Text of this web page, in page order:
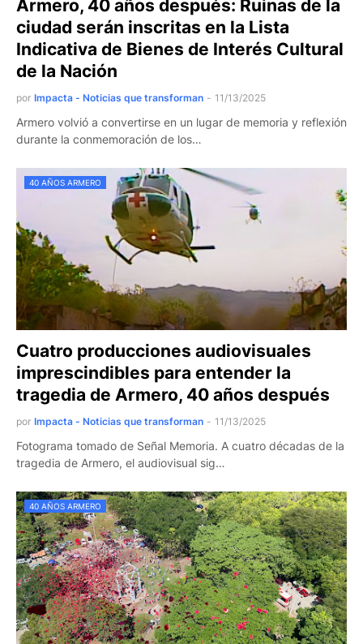
Armero, 40 años después: Ruinas de la
ciudad serán inscritas en la Lista
Indicativa de Bienes de Interés Cultural
de la Nación
por Impacta - Noticias que transforman - 11/13/2025
Armero volvió a convertirse en un lugar de memoria y reflexión
durante la conmemoración de los…
40 AÑOS ARMERO
Cuatro producciones audiovisuales
imprescindibles para entender la
tragedia de Armero, 40 años después
por Impacta - Noticias que transforman - 11/13/2025
Fotograma tomado de Señal Memoria. A cuatro décadas de la
tragedia de Armero, el audiovisual sig…
40 AÑOS ARMERO